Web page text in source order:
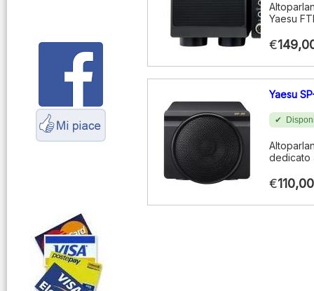
antenne e cavi
Servizio
Radioelettrico
Yaesu
€
Yaesu
dedicato
€110,00